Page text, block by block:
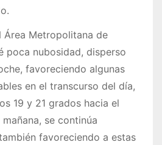
Área Metropolitana de
poca nubosidad, disperso
favoreciendo algunas
en el transcurso del día,
19 y 21 grados hacia el
se continúa
favoreciendo a estas